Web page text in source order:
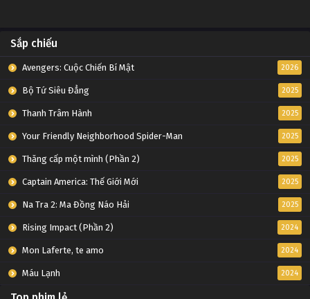
Sắp chiếu
Avengers: Cuộc Chiến Bí Mật 2026
Bộ Tứ Siêu Đẳng 2025
Thanh Trâm Hành 2025
Your Friendly Neighborhood Spider-Man 2025
Thăng cấp một mình (Phần 2) 2025
Captain America: Thế Giới Mới 2025
Na Tra 2: Ma Đồng Náo Hải 2025
Rising Impact (Phần 2) 2024
Mon Laferte, te amo 2024
Máu Lạnh 2024